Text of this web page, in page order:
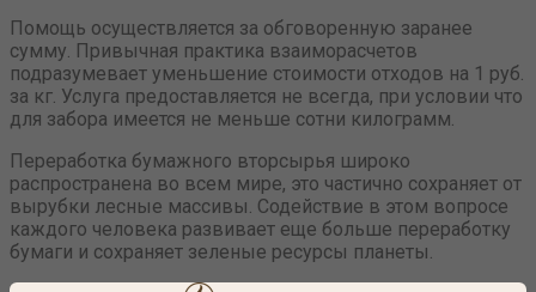
Помощь осуществляется за обговоренную заранее
сумму. Привычная практика взаиморасчетов
подразумевает уменьшение стоимости отходов на 1 руб.
за кг. Услуга предоставляется не всегда, при условии что
для забора имеется не меньше сотни килограмм.
Переработка бумажного вторсырья широко
распространена во всем мире, это частично сохраняет от
вырубки лесные массивы. Содействие в этом вопросе
каждого человека развивает еще больше переработку
бумаги и сохраняет зеленые ресурсы планеты.